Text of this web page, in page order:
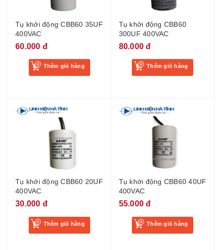
Tụ khởi động CBB60 35UF
400VAC
60.000 đ
Thêm giỏ hàng
Tụ khởi động CBB60
300UF 400VAC
80.000 đ
Thêm giỏ hàng
Tụ khởi động CBB60 20UF
400VAC
30.000 đ
Thêm giỏ hàng
Tụ khởi động CBB60 40UF
400VAC
55.000 đ
Thêm giỏ hàng